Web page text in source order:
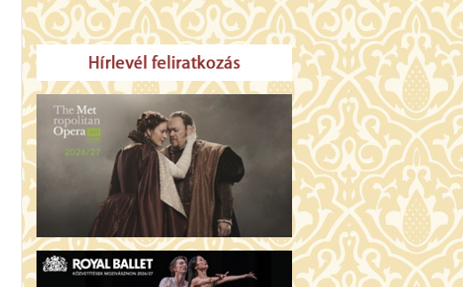
JEGYVÁSÁRLÁS
13:30 Díszterem
MAGYAR MENYEGZŐ (12)
14:30 Fábri terem
MESSZI ÉSZAK (12)
JEGYVÁSÁRLÁS
15:00 Csortos terem
MOHÁCS – VILÁGOK HARCA (12)
15:30 Díszterem
ODÜSSZEIA (16)
JEGYVÁSÁRLÁS
16:00 Törőcsik Mari terem
TALÁLKOZÁS A BUDDHÁVAL (12)
JEGYVÁSÁRLÁS
17:00 Fábri terem
MOMO (12)
17:00 Csortos terem
ARGENTIN TÖRTÉNETEK (16)